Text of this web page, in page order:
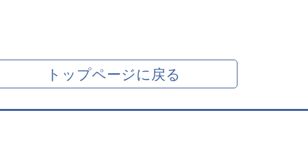
トップページに戻る